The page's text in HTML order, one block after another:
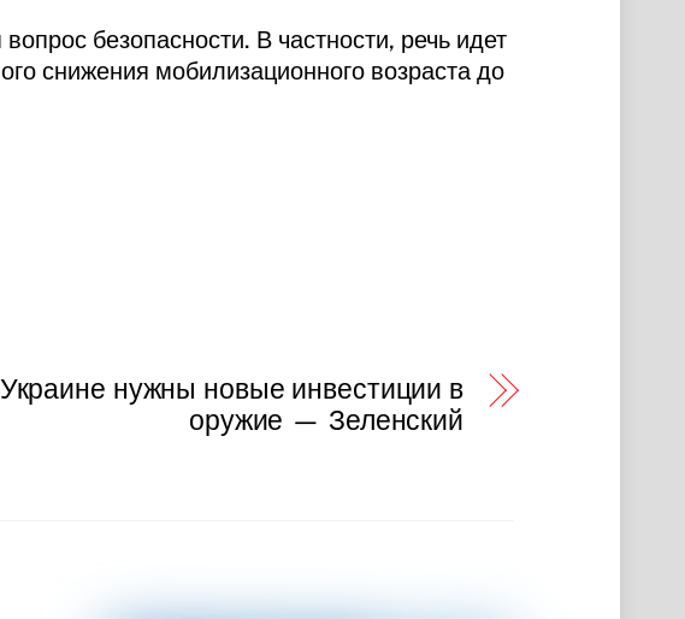
безопасности. В частности, речь идет
снижения мобилизационного возраста до
Украине нужны новые инвестиции в
оружие — Зеленский